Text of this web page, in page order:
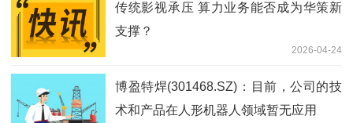
传统影视承压 算力业务能否成为华策新
支撑？
2026-04-24
博盈特焊(301468.SZ)：目前，公司的技
术和产品在人形机器人领域暂无应用